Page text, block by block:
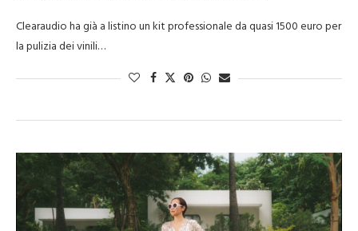
Clearaudio ha già a listino un kit professionale da quasi 1500 euro per
la pulizia dei vinili…